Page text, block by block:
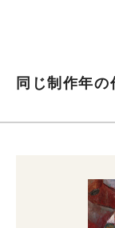
同じ制作年の